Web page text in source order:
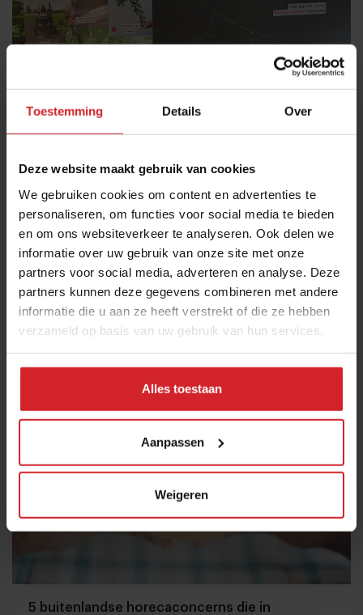
Toestemming Details Over
Deze website maakt gebruik van cookies
We gebruiken cookies om content en advertenties te
personaliseren, om functies voor social media te bieden
en om ons websiteverkeer te analyseren. Ook delen we
informatie over uw gebruik van onze site met onze
partners voor social media, adverteren en analyse. Deze
partners kunnen deze gegevens combineren met andere
informatie die u aan ze heeft verstrekt of die ze hebben
verzameld op basis van uw gebruik van hun services.
Alles toestaan
Aanpassen
Weigeren
Lokale boodschappenservice Rechtstreex wil
anonimiteit in voedselketen doorbreken
“Alleen consument kan verduurzaming afdwingen”
7 augustus 2023 | 9 min
Producenten Duurzaamheid
5 buitenlandse horecaconcerns die in